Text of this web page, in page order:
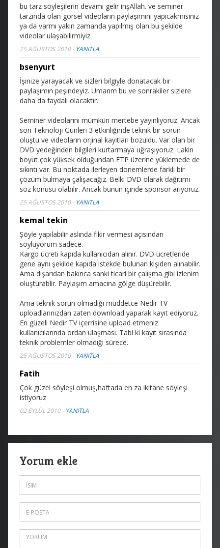
bu tarz söyleşilerin devamı gelir inşAllah. ve seminer
tarzında olan görsel videoların paylaşımını yapıcakmısınız
ya da varmı yakın zamanda yapılmış olan bu şekilde
videolar ulaşabilirmiyiz.
25 AĞUSTOS 2010- YANITLA
bsenyurt
İşinize yarayacak ve sizleri bilgiyle donatacak bir
paylaşımın peşindeyiz. Umarım bu ve sonrakiler sizlere
daha da faydalı olacaktır.
Seminer videolarını mümkün mertebe yayınlıyoruz. Ancak
son Teknoloji Günleri 3 etkinliğinde teknik bir sorun
oluştu ve videoların orjinal kayıtları bozuldu. Var olan bir
DVD yedeğinden bilgileri kurtarmaya uğraşıyoruz. Lakin
boyut çok yüksek olduğundan FTP üzerine yüklemede de
sıkıntı var. Bu noktada ilerleyen dönemlerde farklı bir
çözüm bulmaya çalışacağız. Belki DVD olarak dağıtımı
söz konusu olabilir. Ancak bunun içinde sponsor arıyoruz.
25 AĞUSTOS 2010- YANITLA
kemal tekin
Şöyle yapılabilir aslında fikir vermesi açısından
söylüyorum sadece.
Kargo ücreti kapıda kullanıcıdan alınır. DVD ücretleride
gene aynı şekilde kapıda istekde bulunan kişiden alınabilir.
Ama dışarıdan bakınca sanki ticari bir çalışma gibi izlenim
oluşturablir. Paylaşım amacına gölge düşürebilir.
Ama teknik sorun olmadığı müddetce Nedir TV
uploadlarınızdan zaten download yaparak kayıt ediyoruz.
En güzeli Nedir TV içerrisine upload etmeniz
kullanıcılarında ordan ulaşması. Tabi ki kayıt sırasında
teknik problemler olmadığı sürece.
25 AĞUSTOS 2010- YANITLA
Fatih
Çok güzel söyleşi olmuş,haftada en za ikitane söyleşi
istiyoruz
02 EYLÜL 2010- YANITLA
Yorum ekle